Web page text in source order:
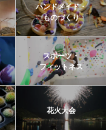
ハンドメイド・
ものづくり
スポーツ・
フィットネス
花火大会